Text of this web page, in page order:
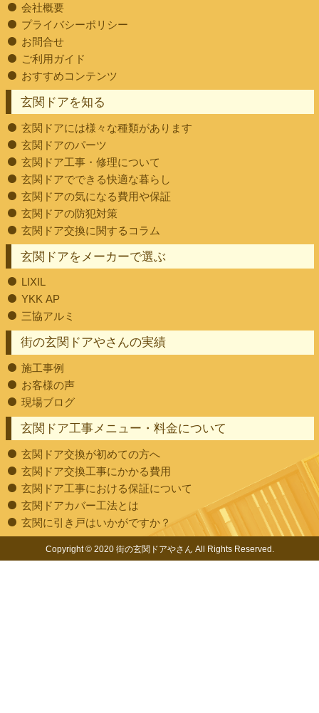
会社概要
プライバシーポリシー
お問合せ
ご利用ガイド
おすすめコンテンツ
街の玄関ドアやさんの実績
施工事例
お客様の声
現場ブログ
玄関ドアを知る
玄関ドアには様々な種類があります
玄関ドアのパーツ
玄関ドア工事・修理について
玄関ドアでできる快適な暮らし
玄関ドアの気になる費用や保証
玄関ドアの防犯対策
玄関ドア交換に関するコラム
玄関ドア工事メニュー・料金について
玄関ドア交換が初めての方へ
玄関ドア交換工事にかかる費用
玄関ドア工事における保証について
玄関ドアカバー工法とは
玄関に引き戸はいかがですか？
玄関ドアをメーカーで選ぶ
LIXIL
YKK AP
三協アルミ
Copyright © 2020 街の玄関ドアやさん All Rights Reserved.